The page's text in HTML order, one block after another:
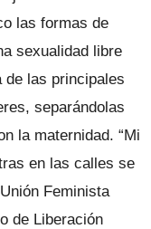
las formas de
sexualidad libre
de las principales
separándolas
la maternidad. “Mi
en las calles se
Feminista
de Liberación